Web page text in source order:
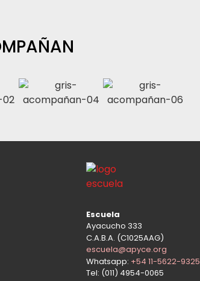
Escuela
Ayacucho 333
C.A.B.A. (C1025AAG)
escuela@apyce.org
Whatsapp: +54 11-5622-9325
Tel: (011) 4954-0065